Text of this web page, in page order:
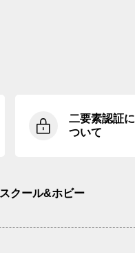
二要素認証に
ついて
スクール&ホビー